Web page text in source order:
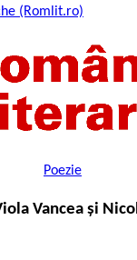
(Romlit.ro)
Poezie
Vancea și